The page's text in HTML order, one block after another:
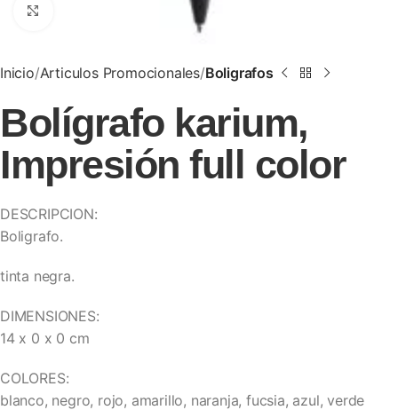
Inicio Articulos Promocionales Boligrafos
Bolígrafo karium,
Impresión full color
DESCRIPCION:
Boligrafo.
tinta negra.
DIMENSIONES:
14 x 0 x 0 cm
COLORES:
blanco, negro, rojo, amarillo, naranja, fucsia, azul, verde